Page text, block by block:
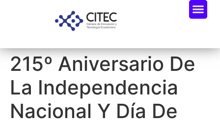
215º Aniversario De
La Independencia
Nacional Y Día De